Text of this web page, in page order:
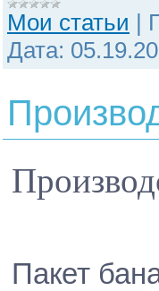
Мои статьи |
Дата:
Пакет